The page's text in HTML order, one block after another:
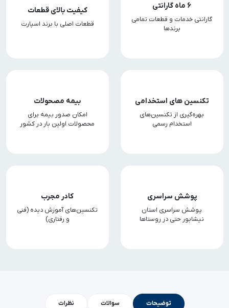
6 ماه گارانتی
گارانتی خدمات و قطعات تمامی
برندها
کیفیت بالای قطعات
قطعات اصلی با برند اسپارت
تکنسین های استخدامی
بهره‌گیری از تکنسین‌های
استخدام رسمی
بیمه مصحولات
امکان صدور بیمه برای
محصولات اولین بار در کشور
پوشش سراسری
پوشش سراسری استان
نیشابور حتی در روستاها
کادر مجرب
تکنسین‌های آموزش دیده (فنی
و رفتاری)
توضیحات سوالات نظرات